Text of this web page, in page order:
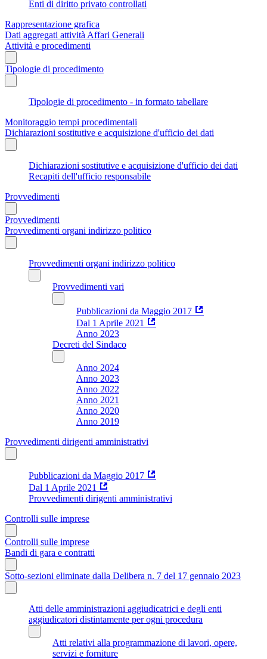
Enti di diritto privato controllati
Rappresentazione grafica
Dati aggregati attività Affari Generali
Attività e procedimenti
Tipologie di procedimento
Tipologie di procedimento - in formato tabellare
Monitoraggio tempi procedimentali
Dichiarazioni sostitutive e acquisizione d'ufficio dei dati
Dichiarazioni sostitutive e acquisizione d'ufficio dei dati
Recapiti dell'ufficio responsabile
Provvedimenti
Provvedimenti
Provvedimenti organi indirizzo politico
Provvedimenti organi indirizzo politico
Provvedimenti vari
Pubblicazioni da Maggio 2017
Dal 1 Aprile 2021
Anno 2023
Decreti del Sindaco
Anno 2024
Anno 2023
Anno 2022
Anno 2021
Anno 2020
Anno 2019
Provvedimenti dirigenti amministrativi
Pubblicazioni da Maggio 2017
Dal 1 Aprile 2021
Provvedimenti dirigenti amministrativi
Controlli sulle imprese
Controlli sulle imprese
Bandi di gara e contratti
Sotto-sezioni eliminate dalla Delibera n. 7 del 17 gennaio 2023
Atti delle amministrazioni aggiudicatrici e degli enti
aggiudicatori distintamente per ogni procedura
Atti relativi alla programmazione di lavori, opere,
servizi e forniture